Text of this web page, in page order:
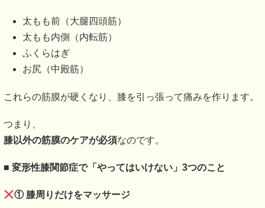
太もも前（大腿四頭筋）
太もも内側（内転筋）
ふくらはぎ
お尻（中殿筋）
これらの筋膜が硬くなり、膝を引っ張って痛みを作ります。
つまり、
膝以外の筋膜のケアが必須なのです。
■ 変形性膝関節症で「やってはいけない」3つのこと
① 膝周りだけをマッサージ